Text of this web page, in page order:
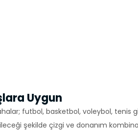
Uygun
futbol, basketbol, voleybol, tenis
şekilde çizgi ve donanım
siz